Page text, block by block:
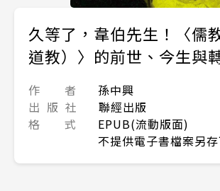
久等了，韋伯先生！〈儒
道教）〉的前世、今生與
作 者
孫中興
出 版 社
聯經出版
格 式
EPUB(流動版面)
不提供電子書檔案另